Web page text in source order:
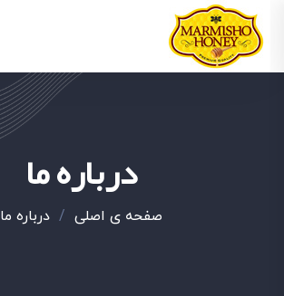
درباره ما
صفحه ی اصلی /درباره ما